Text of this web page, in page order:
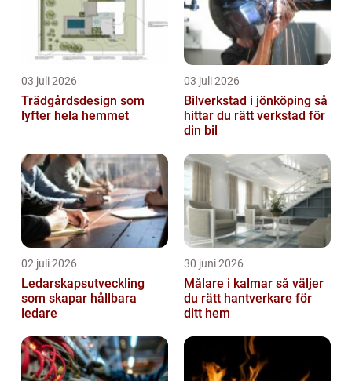
03 juli 2026
Trädgårdsdesign som
lyfter hela hemmet
03 juli 2026
Bilverkstad i jönköping så
hittar du rätt verkstad för
din bil
02 juli 2026
Ledarskapsutveckling
som skapar hållbara
ledare
30 juni 2026
Målare i kalmar så väljer
du rätt hantverkare för
ditt hem